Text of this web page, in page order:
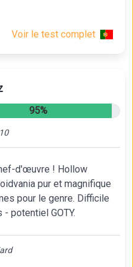
Voir le test complet
95%
d'œuvre ! Hollow
pur et magnifique
pour le genre. Difficile
potentiel GOTY.